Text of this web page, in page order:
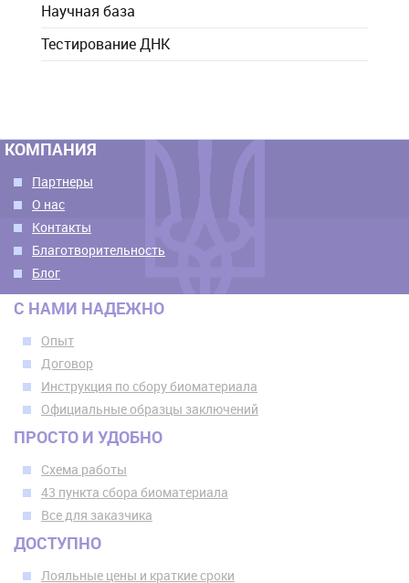
Научная база
Тестирование ДНК
КОМПАНИЯ
Партнеры
О нас
Контакты
Благотворительность
Блог
С НАМИ НАДЕЖНО
Опыт
Договор
Инструкция по сбору биоматериала
Официальные образцы заключений
ПРОСТО И УДОБНО
Схема работы
43 пункта сбора биоматериала
Все для заказчика
ДОСТУПНО
Лояльные цены и краткие сроки